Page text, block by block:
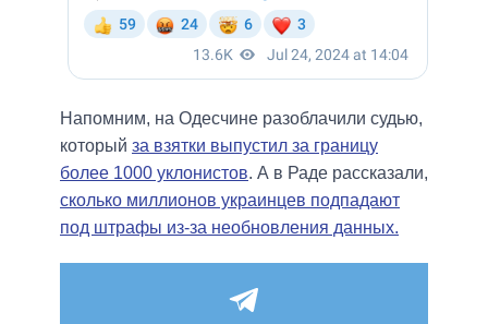
Напомним, на Одесчине разоблачили судью,
который за взятки выпустил за границу
более 1000 уклонистов. А в Раде рассказали,
сколько миллионов украинцев подпадают
под штрафы из-за необновления данных.